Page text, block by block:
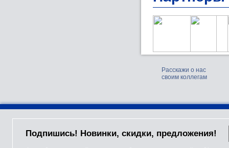
Расскажи о нас
своим коллегам
Подпишись! Новинки, скидки, предложения!